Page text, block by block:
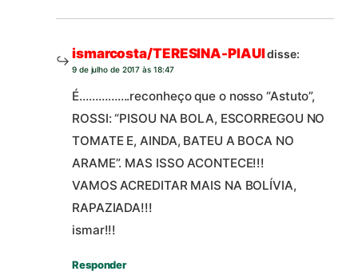
ismarcosta/TERESINA-PIAUIdisse:
9 de julho de 2017 às 18:47
É…………….reconheço que o nosso “Astuto”,
ROSSI: “PISOU NA BOLA, ESCORREGOU NO
TOMATE E, AINDA, BATEU A BOCA NO
ARAME”. MAS ISSO ACONTECE!!!
VAMOS ACREDITAR MAIS NA BOLÍVIA,
RAPAZIADA!!!
ismar!!!
Responder